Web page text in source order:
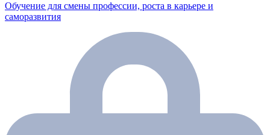
Обучение для смены профессии, роста в карьере и
саморазвития